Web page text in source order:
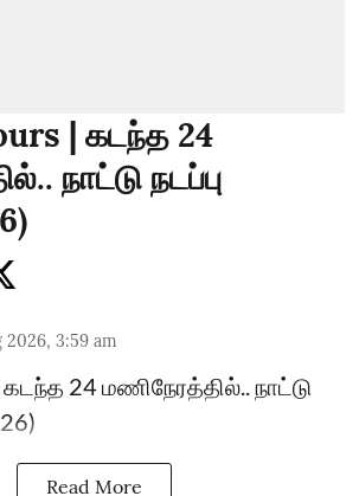
| கடந்த 24
நாட்டு நடப்பு
2026, 3:59 am
24 மணிநேரத்தில்.. நாட்டு
Read More